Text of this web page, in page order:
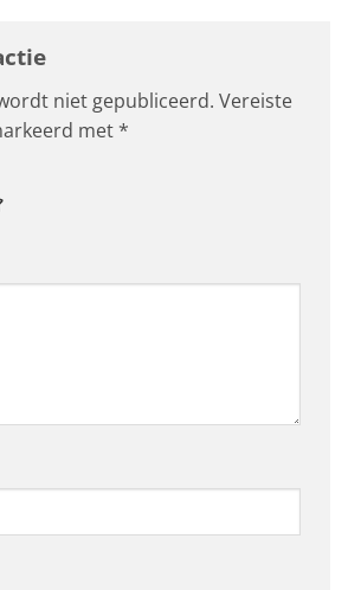
niet gepubliceerd. Vereiste
met *